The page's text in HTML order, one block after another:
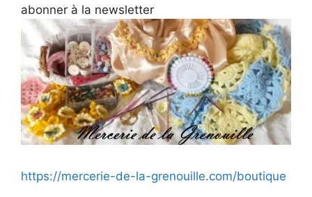
abonner à la newsletter
https://mercerie-de-la-grenouille.com/boutique